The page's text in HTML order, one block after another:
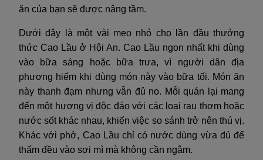
ăn của bạn sẽ được nâng tầm.
Dưới đây là một vài mẹo nhỏ cho lần đầu thưởng
thức Cao Lầu ở Hội An. Cao Lầu ngon nhất khi dùng
vào bữa sáng hoặc bữa trưa, vì người dân địa
phương hiếm khi dùng món này vào bữa tối. Món ăn
này thanh đạm nhưng vẫn đủ no. Mỗi quán lại mang
đến một hương vị độc đáo với các loại rau thơm hoặc
nước sốt khác nhau, khiến việc so sánh trở nên thú vị.
Khác với phở, Cao Lầu chỉ có nước dùng vừa đủ để
thấm đều vào sợi mì mà không cần ngâm.